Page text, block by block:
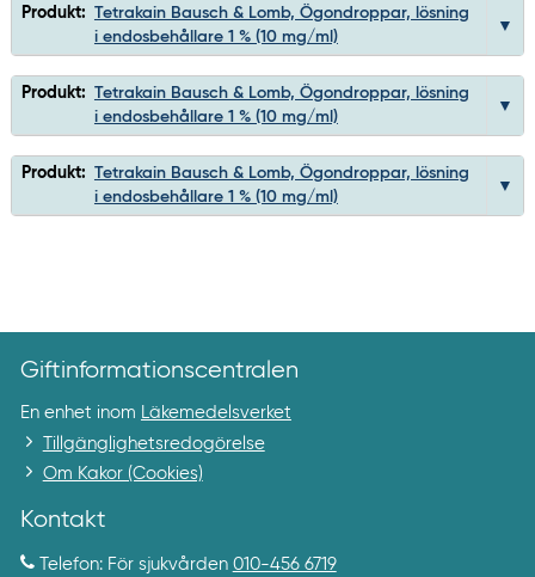
Produkt: Tetrakain Bausch & Lomb, Ögondroppar, lösning
i endosbehållare 1 % (10 mg/ml)
Produkt: Tetrakain Bausch & Lomb, Ögondroppar, lösning
i endosbehållare 1 % (10 mg/ml)
Produkt: Tetrakain Bausch & Lomb, Ögondroppar, lösning
i endosbehållare 1 % (10 mg/ml)
Giftinformationscentralen
En enhet inom Läkemedelsverket
Tillgänglighetsredogörelse
Om Kakor (Cookies)
Kontakt
Telefon: För sjukvården 010-456 6719